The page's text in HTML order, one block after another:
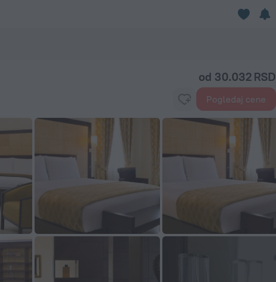
od 30.032 RSD
Pogledaj cene